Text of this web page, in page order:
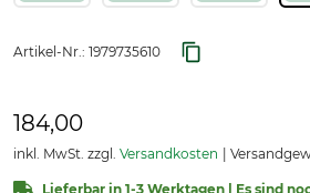
Artikel-Nr.: 1979735610
184,00
inkl. MwSt. zzgl. Versandkosten
Lieferbar in 1-3 Werktagen | Es sind